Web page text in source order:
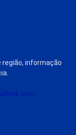
região, informação